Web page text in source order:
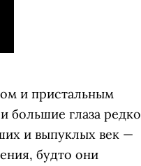
и пристальным
большие глаза редко
и выпуклых век —
будто они